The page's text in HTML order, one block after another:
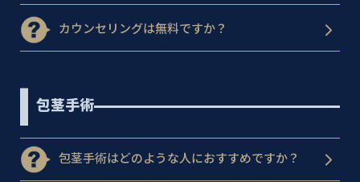
カウンセリングは無料ですか？
包茎手術
包茎手術はどのような人におすすめですか？